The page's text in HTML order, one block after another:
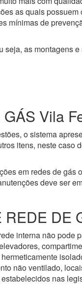
as quais
mínimas de
seja, as montagens
Vila
o sistema
itens, neste caso
em redes de gás
deve ser
REDE DE
interna não pode
não ventilado,
nas